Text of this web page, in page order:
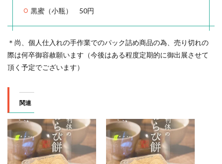
黒蜜（小瓶） 50円
＊尚、個人仕入れの手作業でのパック詰め商品の為、売り切れの
際は何卒御容赦願います（今後はある程度定期的に御出展させて
頂く予定でございます）
関連